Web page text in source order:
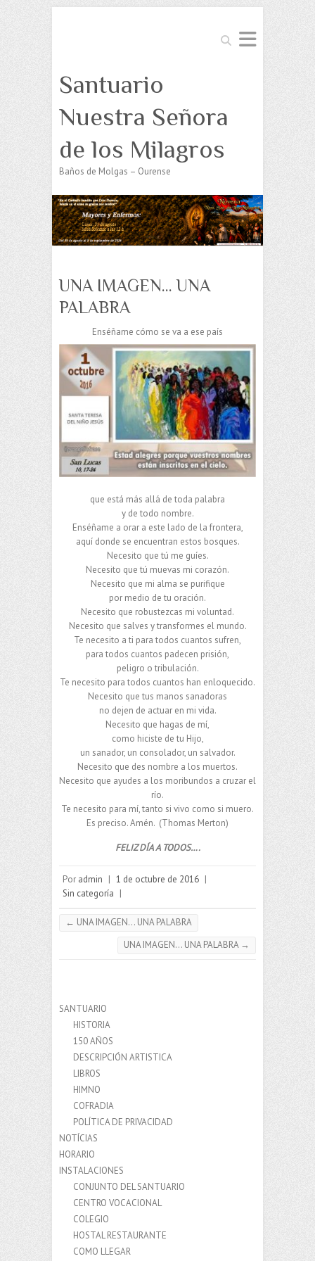
Buscar
Santuario
Nuestra Señora
de los Milagros
Baños de Molgas – Ourense
UNA IMAGEN… UNA
PALABRA
Enséñame cómo se va a ese país
que está más allá de toda palabra
y de todo nombre.
Enséñame a orar a este lado de la frontera,
aquí donde se encuentran estos bosques.
Necesito que tú me guíes.
Necesito que tú muevas mi corazón.
Necesito que mi alma se purifique
por medio de tu oración.
Necesito que robustezcas mi voluntad.
Necesito que salves y transformes el mundo.
Te necesito a ti para todos cuantos sufren,
para todos cuantos padecen prisión,
peligro o tribulación.
Te necesito para todos cuantos han enloquecido.
Necesito que tus manos sanadoras
no dejen de actuar en mi vida.
Necesito que hagas de mí,
como hiciste de tu Hijo,
un sanador, un consolador, un salvador.
Necesito que des nombre a los muertos.
Necesito que ayudes a los moribundos a cruzar el
río.
Te necesito para mí, tanto si vivo como si muero.
Es preciso. Amén. (Thomas Merton)
FELIZ DÍA A TODOS….
Por admin | 1 de octubre de 2016 |
Sin categoría |
← UNA IMAGEN… UNA PALABRA
UNA IMAGEN… UNA PALABRA →
SANTUARIO
HISTORIA
150 AÑOS
DESCRIPCIÓN ARTISTICA
LIBROS
HIMNO
COFRADIA
POLÍTICA DE PRIVACIDAD
NOTÍCIAS
HORARIO
INSTALACIONES
CONJUNTO DEL SANTUARIO
CENTRO VOCACIONAL
COLEGIO
HOSTAL RESTAURANTE
COMO LLEGAR